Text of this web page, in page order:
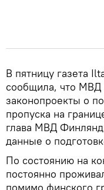
В пятницу газета
сообщила, что МВД
законопроекты о
пропуска на
глава МВД
данные о
По состоянию на
постоянно